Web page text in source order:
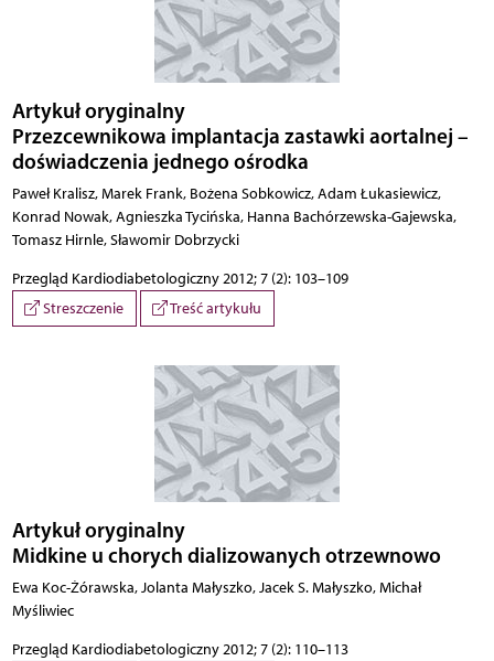
Artykuł oryginalny
Przezcewnikowa implantacja zastawki aortalnej –
doświadczenia jednego ośrodka
Paweł Kralisz, Marek Frank, Bożena Sobkowicz, Adam Łukasiewicz,
Konrad Nowak, Agnieszka Tycińska, Hanna Bachórzewska-Gajewska,
Tomasz Hirnle, Sławomir Dobrzycki
Przegląd Kardiodiabetologiczny 2012; 7 (2): 103–109
Streszczenie
Treść artykułu
Artykuł oryginalny
Midkine u chorych dializowanych otrzewnowo
Ewa Koc-Żórawska, Jolanta Małyszko, Jacek S. Małyszko, Michał
Myśliwiec
Przegląd Kardiodiabetologiczny 2012; 7 (2): 110–113